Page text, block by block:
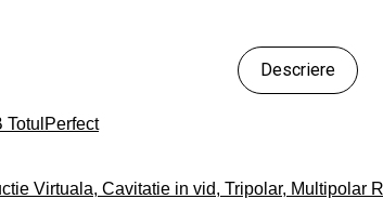
Descriere
TotulPerfect
Virtuala, Cavitatie in vid, Tripolar, Multipolar